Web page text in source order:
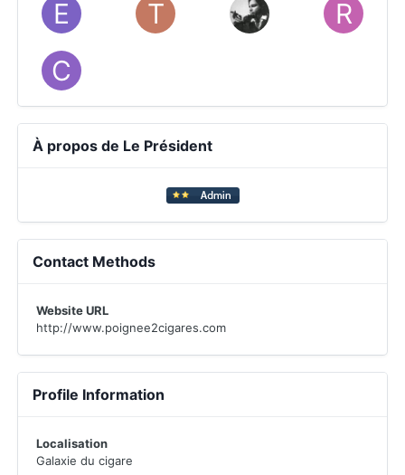
À propos de Le Président
Contact Methods
Website URL
http://www.poignee2cigares.com
Profile Information
Localisation
Galaxie du cigare